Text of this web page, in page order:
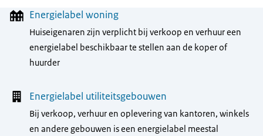
MenuEnergielabel woning
Huiseigenaren zijn verplicht bij verkoop en verhuur een
energielabel beschikbaar te stellen aan de koper of
huurder
Energielabel utiliteitsgebouwen
Bij verkoop, verhuur en oplevering van kantoren, winkels
en andere gebouwen is een energielabel meestal